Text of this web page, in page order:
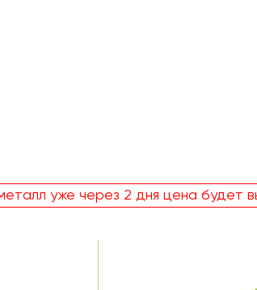
уже через 2 дня цена будет